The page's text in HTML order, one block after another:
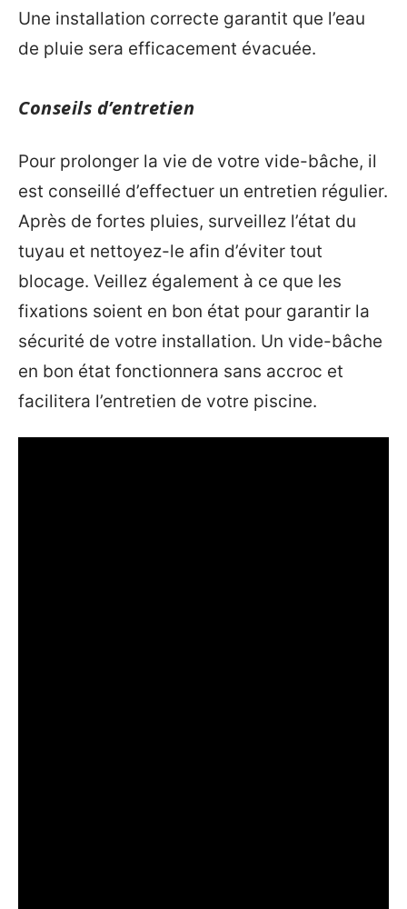
Une installation correcte garantit que l’eau
de pluie sera efficacement évacuée.
Conseils d’entretien
Pour prolonger la vie de votre vide-bâche, il
est conseillé d’effectuer un entretien régulier.
Après de fortes pluies, surveillez l’état du
tuyau et nettoyez-le afin d’éviter tout
blocage. Veillez également à ce que les
fixations soient en bon état pour garantir la
sécurité de votre installation. Un vide-bâche
en bon état fonctionnera sans accroc et
facilitera l’entretien de votre piscine.